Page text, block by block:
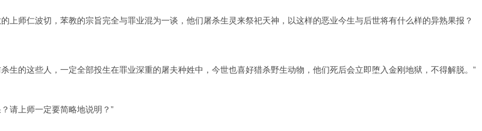
师仁波切，苯教的宗旨完全与罪业混为一谈，他们屠杀生灵来祭祀天神，以这样的恶业今生与后世将有什么样的异熟果报？
的这些人，一定全部投生在罪业深重的屠夫种姓中，今世也喜好猎杀野生动物，他们死后会立即堕入金刚地狱，不得解脱。”
请上师一定要简略地说明？”